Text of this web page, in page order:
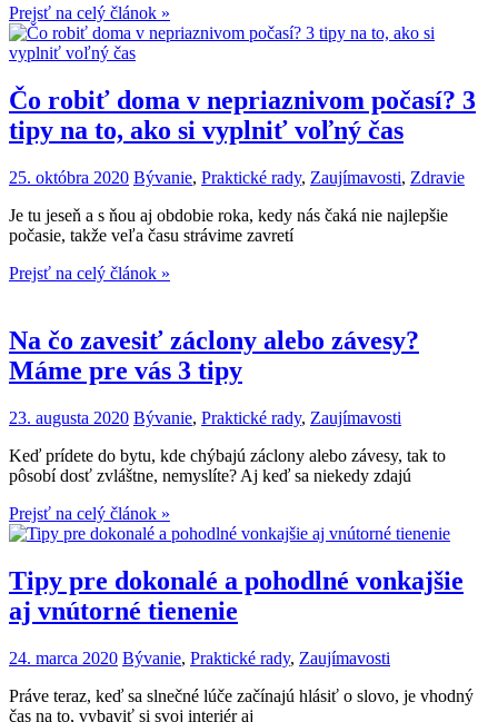
Prejsť na celý článok »
Čo robiť doma v nepriaznivom počasí? 3
tipy na to, ako si vyplniť voľný čas
25. októbra 2020 Bývanie, Praktické rady, Zaujímavosti, Zdravie
Je tu jeseň a s ňou aj obdobie roka, kedy nás čaká nie najlepšie
počasie, takže veľa času strávime zavretí
Prejsť na celý článok »
Na čo zavesiť záclony alebo závesy?
Máme pre vás 3 tipy
23. augusta 2020 Bývanie, Praktické rady, Zaujímavosti
Keď prídete do bytu, kde chýbajú záclony alebo závesy, tak to
pôsobí dosť zvláštne, nemyslíte? Aj keď sa niekedy zdajú
Prejsť na celý článok »
Tipy pre dokonalé a pohodlné vonkajšie
aj vnútorné tienenie
24. marca 2020 Bývanie, Praktické rady, Zaujímavosti
Práve teraz, keď sa slnečné lúče začínajú hlásiť o slovo, je vhodný
čas na to, vybaviť si svoj interiér aj